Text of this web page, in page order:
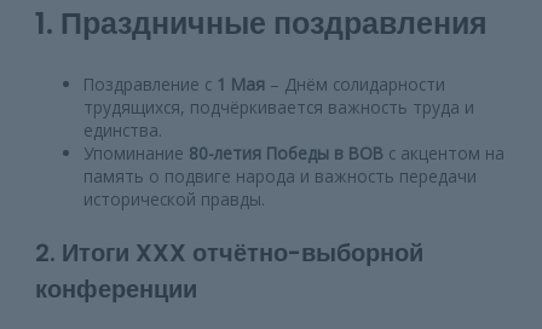
1. Праздничные поздравления
Поздравление с 1 Мая – Днём солидарности
трудящихся, подчёркивается важность труда и
единства.
Упоминание 80-летия Победы в ВОВ с акцентом на
память о подвиге народа и важность передачи
исторической правды.
2. Итоги XXX отчётно-выборной
конференции